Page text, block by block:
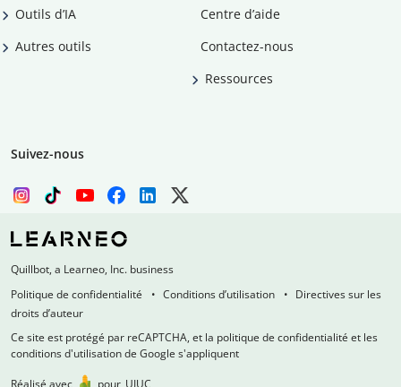
Outils d’IA
Autres outils
Centre d’aide
Contactez-nous
Ressources
Suivez-nous
Quillbot, a Learneo, Inc. business
Politique de confidentialité
Conditions d’utilisation
Directives sur les
droits d’auteur
Ce site est protégé par reCAPTCHA, et la politique de confidentialité et les
conditions d'utilisation de Google s'appliquent